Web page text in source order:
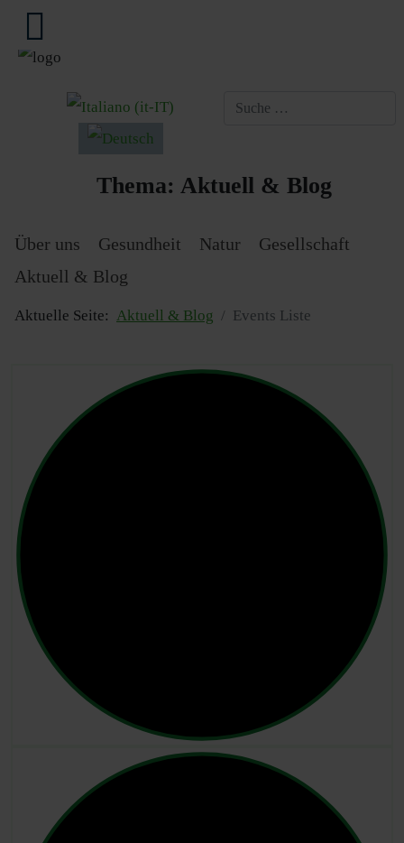
Sprache auswählen
Thema: Aktuell & Blog
Über uns Gesundheit Natur
Gesellschaft
Aktuell & Blog
Aktuelle Seite: Aktuell & Blog Events Liste